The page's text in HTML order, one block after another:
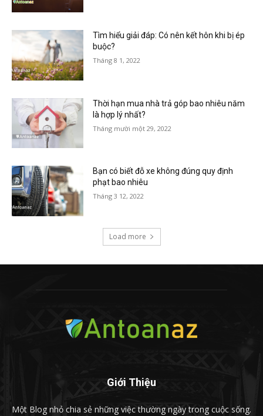
Tìm hiểu giải đáp: Có nên kết hôn khi bị ép
buộc?
Tháng 8 1, 2022
Thời hạn mua nhà trả góp bao nhiêu năm
là hợp lý nhất?
Tháng mười một 29, 2022
Bạn có biết đỗ xe không đúng quy định
phạt bao nhiêu
Tháng 3 12, 2022
Load more
Giới Thiệu
Một Blog nhỏ chia sẻ những việc thường ngày trong cuộc sống.